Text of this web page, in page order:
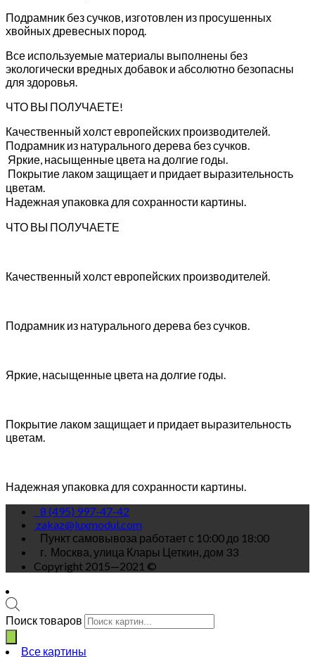
Подрамник без сучков, изготовлен из просушенных
хвойных древесных пород.
Все используемые материалы выполнены без
экологически вредных добавок и абсолютно безопасны
для здоровья.
ЧТО ВЫ ПОЛУЧАЕТЕ!
Качественный холст европейских производителей.
Подрамник из натурального дерева без сучков.
Яркие, насыщенные цвета на долгие годы.
Покрытие лаком защищает и придает выразительность
цветам.
Надежная упаковка для сохранности картины.
ЧТО ВЫ ПОЛУЧАЕТЕ
Качественный холст европейских производителей.
Подрамник из натурального дерева без сучков.
Яркие, насыщенные цвета на долгие годы.
Покрытие лаком защищает и придает выразительность
цветам.
Надежная упаковка для сохранности картины.
8 (495) 997-47-42
zakaz@luxmodul.com
Пункт самовывоза работает с 10:00 до 18:00
г. Москва, улица Клары Цеткин, дом 33
Copyright 2015—2021 ©
Поиск товаров
Все картины